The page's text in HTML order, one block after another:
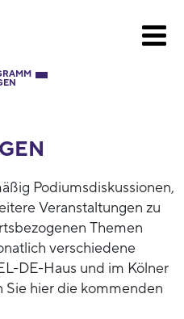
Podiumsdiskussionen,
Veranstaltungen zu
Themen
verschiedene
DE-Haus und im Kölner
hier die kommenden